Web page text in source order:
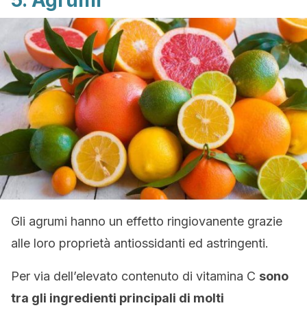
Gli agrumi hanno un effetto ringiovanente grazie
alle loro proprietà antiossidanti ed astringenti.
Per via dell’elevato contenuto di vitamina C sono
tra gli ingredienti principali di molti